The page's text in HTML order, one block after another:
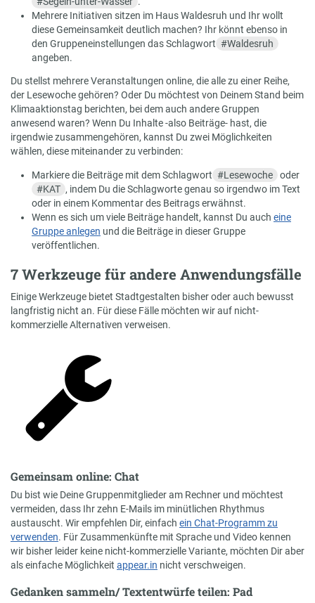
Mehrere Initiativen sitzen im Haus Waldesruh und Ihr wollt
diese Gemeinsamkeit deutlich machen? Ihr könnt ebenso in
den Gruppeneinstellungen das Schlagwort #Waldesruh
angeben.
Du stellst mehrere Veranstaltungen online, die alle zu einer Reihe,
der Lesewoche gehören? Oder Du möchtest von Deinem Stand beim
Klimaaktionstag berichten, bei dem auch andere Gruppen
anwesend waren? Wenn Du Inhalte -also Beiträge- hast, die
irgendwie zusammengehören, kannst Du zwei Möglichkeiten
wählen, diese miteinander zu verbinden:
Markiere die Beiträge mit dem Schlagwort #Lesewoche
oder
#KAT , indem Du die Schlagworte genau so irgendwo im Text
oder in einem Kommentar des Beitrags erwähnst.
Wenn es sich um viele Beiträge handelt, kannst Du auch eine
Gruppe anlegen und die Beiträge in dieser Gruppe
veröffentlichen.
7 Werkzeuge für andere Anwendungsfälle
Einige Werkzeuge bietet Stadtgestalten bisher oder auch bewusst
langfristig nicht an. Für diese Fälle möchten wir auf nicht-
kommerzielle Alternativen verweisen.
Gemeinsam online: Chat
Du bist wie Deine Gruppenmitglieder am Rechner und möchtest
vermeiden, dass Ihr zehn E-Mails im minütlichen Rhythmus
austauscht. Wir empfehlen Dir, einfach ein Chat-Programm zu
verwenden. Für Zusammenkünfte mit Sprache und Video kennen
wir bisher leider keine nicht-kommerzielle Variante, möchten Dir aber
als einfache Möglichkeit appear.in nicht verschweigen.
Gedanken sammeln/ Textentwürfe teilen: Pad